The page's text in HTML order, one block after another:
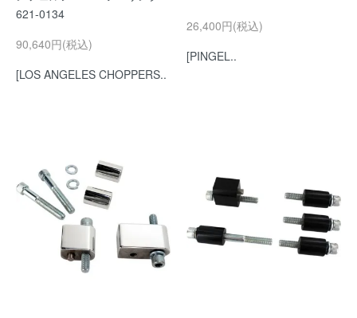
621-0134
90,640円(税込)
[LOS ANGELES CHOPPERS..
26,400円(税込)
[PINGEL..